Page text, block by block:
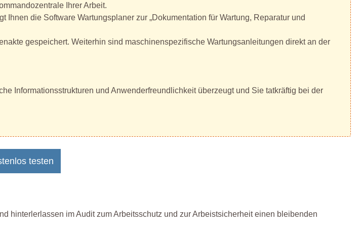
Ihrer Arbeit.
die Software Wartungsplaner zur „Dokumentation für Wartung, Reparatur und
gespeichert. Weiterhin sind maschinenspezifische Wartungsanleitungen direkt an der
Informationsstrukturen und Anwenderfreundlichkeit überzeugt und Sie tatkräftig bei der
testen
hinterlerlassen im Audit zum Arbeitsschutz und zur Arbeistsicherheit einen bleibenden